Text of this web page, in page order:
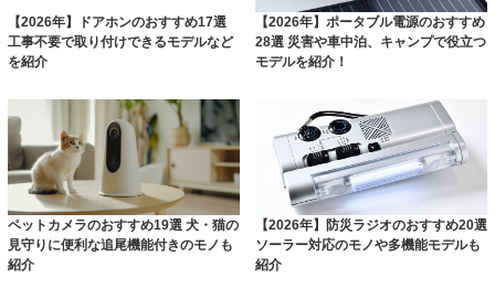
【2026年】ドアホンのおすすめ17選
工事不要で取り付けできるモデルなど
を紹介
【2026年】ポータブル電源のおすすめ
28選 災害や車中泊、キャンプで役立つ
モデルを紹介！
ペットカメラのおすすめ19選 犬・猫の
見守りに便利な追尾機能付きのモノも
紹介
【2026年】防災ラジオのおすすめ20選
ソーラー対応のモノや多機能モデルも
紹介